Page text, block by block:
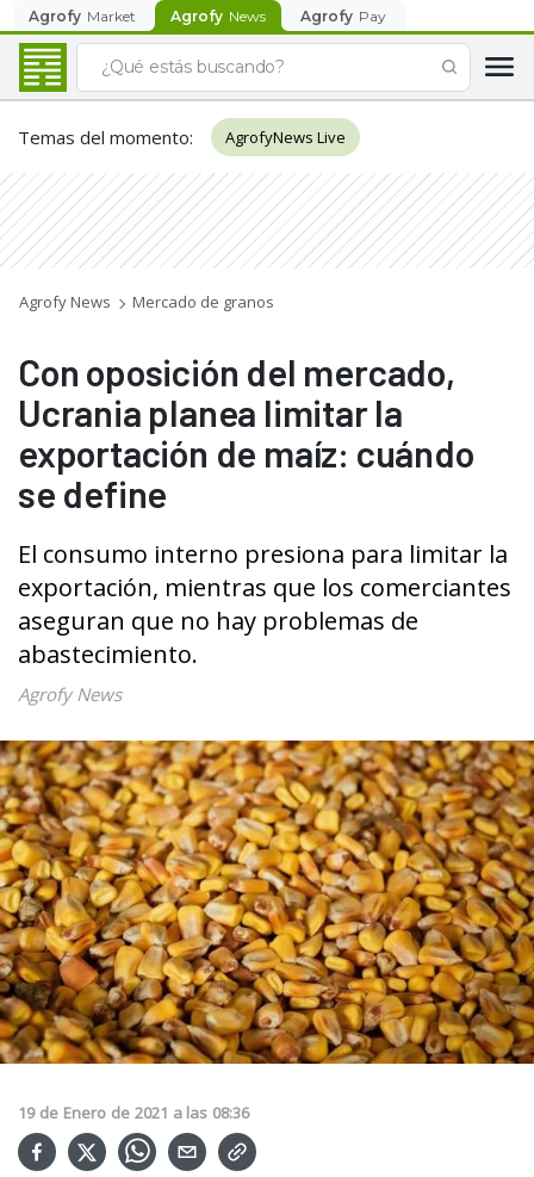
Agrofy Market Agrofy News Agrofy Pay
Temas del momento: AgrofyNews Live
Agrofy News Mercado de granos
Con oposición del mercado,
Ucrania planea limitar la
exportación de maíz: cuándo
se define
El consumo interno presiona para limitar la
exportación, mientras que los comerciantes
aseguran que no hay problemas de
abastecimiento.
Agrofy News
19 de Enero de 2021 a las 08:36